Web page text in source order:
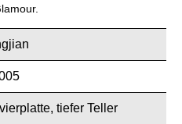
tiefer Teller